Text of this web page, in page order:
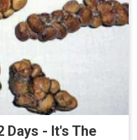
Days - It's The